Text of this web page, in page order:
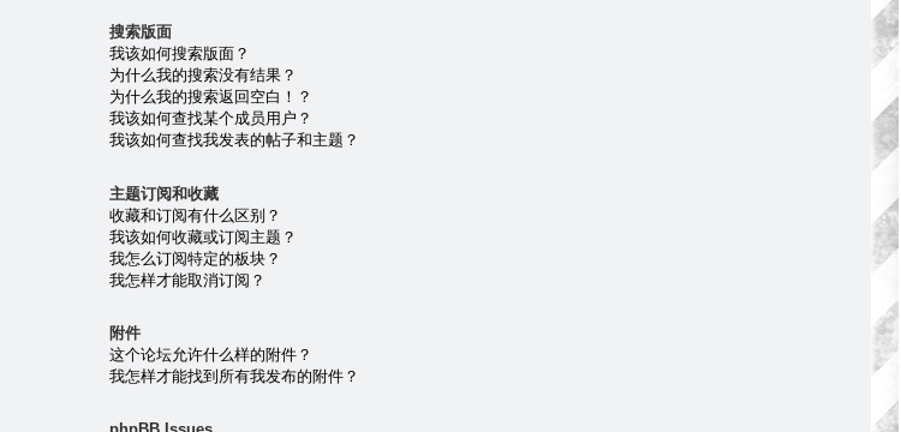
搜索版面
我该如何搜索版面？
为什么我的搜索没有结果？
为什么我的搜索返回空白！？
我该如何查找某个成员用户？
我该如何查找我发表的帖子和主题？
主题订阅和收藏
收藏和订阅有什么区别？
我该如何收藏或订阅主题？
我怎么订阅特定的板块？
我怎样才能取消订阅？
附件
这个论坛允许什么样的附件？
我怎样才能找到所有我发布的附件？